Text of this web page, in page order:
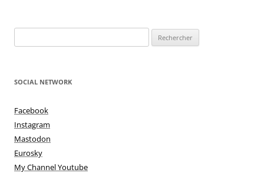
SOCIAL NETWORK
Facebook
Instagram
Mastodon
Eurosky
My Channel Youtube